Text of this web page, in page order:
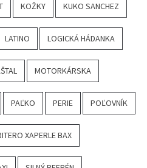
KOŽKY KUKO SANCHEZ
LATINO LOGICKÁ HÁDANKA
MOTORKÁRSKA
PAĽKO PERIE POĽOVNÍK
XAPERLE BAX